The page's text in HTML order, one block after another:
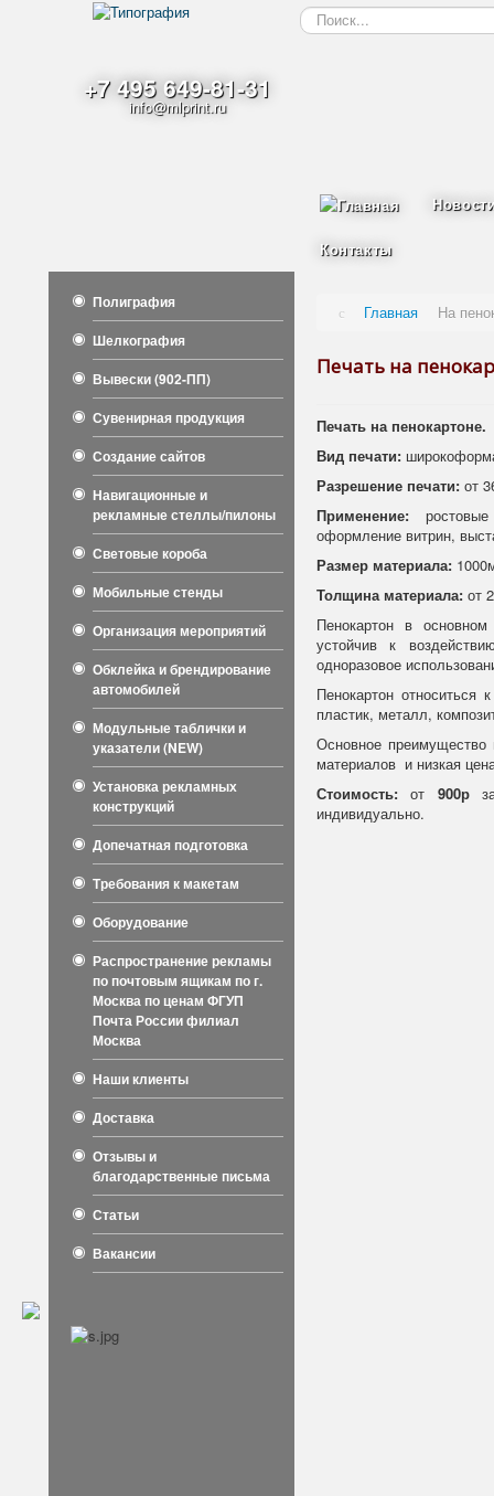
+7 495 649-81-31
info@mlprint.ru
Искать...
Контакты
Полиграфия
Шелкография
Вывески (902-ПП)
Сувенирная продукция
Создание сайтов
Навигационные и
рекламные стеллы/пилоны
Световые короба
Мобильные стенды
Организация мероприятий
Обклейка и брендирование
автомобилей
Модульные таблички и
указатели (NEW)
Установка рекламных
конструкций
Допечатная подготовка
Требования к макетам
Оборудование
Распространение рекламы
по почтовым ящикам по г.
Москва по ценам ФГУП
Почта России филиал
Москва
Наши клиенты
Доставка
Отзывы и
благодарственные письма
Статьи
Вакансии
Главная На
Печать на
Печать на пенокартоне.
Вид печати:
Разрешение печати: от
Применение:
оформление витрин,
Размер материала:
Толщина материала: от
Пенокартон в
устойчив к
одноразовое
Пенокартон относиться
пластик, металл,
Основное преимущество
материалов и низкая
Стоимость: от 900рза
индивидуально.